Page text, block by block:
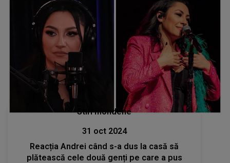
Stiri mondene
31 oct 2024
Reacția Andrei când s-a dus la casă să
plătească cele două genți pe care a pus